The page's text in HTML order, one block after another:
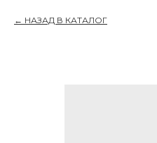
НАЗАД В КАТАЛОГ